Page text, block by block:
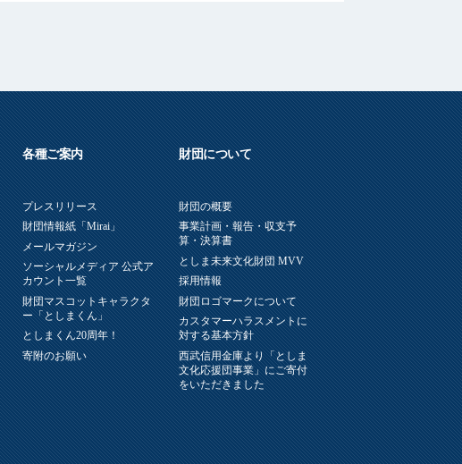
各種ご案内
プレスリリース
財団情報紙「Mirai」
メールマガジン
ソーシャルメディア 公式ア
カウント一覧
財団マスコットキャラクタ
ー「としまくん」
としまくん20周年！
寄附のお願い
財団について
財団の概要
事業計画・報告・収支予
算・決算書
としま未来文化財団 MVV
採用情報
財団ロゴマークについて
カスタマーハラスメントに
対する基本方針
西武信用金庫より「としま
文化応援団事業」にご寄付
をいただきました